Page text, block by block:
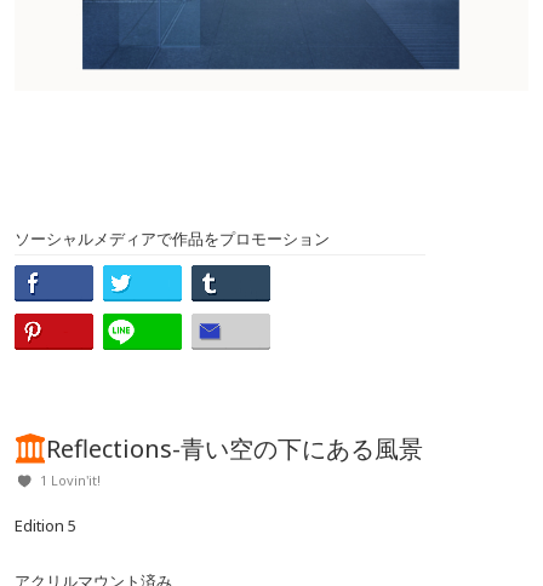
ソーシャルメディアで作品をプロモーション
Reflections-青い空の下にある風景
1 Lovin'it!
Edition 5
アクリルマウント済み